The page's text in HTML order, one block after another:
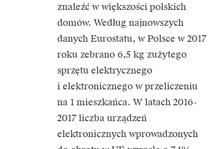
znaleźć w większości polskich
domów. Według najnowszych
danych Eurostatu, w Polsce w 2017
roku zebrano 6,5 kg zużytego
sprzętu elektrycznego
i elektronicznego w przeliczeniu
na 1 mieszkańca. W latach 2016-
2017 liczba urządzeń
elektronicznych wprowadzonych